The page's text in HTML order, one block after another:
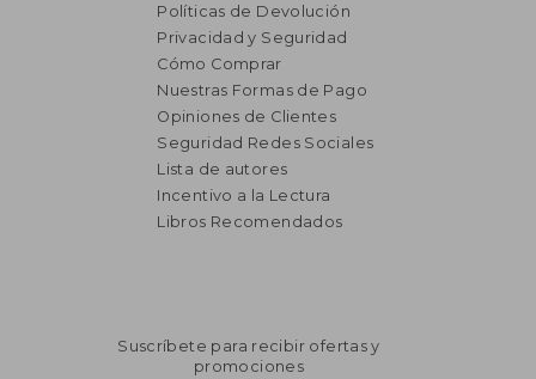
Políticas de Devolución
Privacidad y Seguridad
Cómo Comprar
Nuestras Formas de Pago
Opiniones de Clientes
Seguridad Redes Sociales
Lista de autores
Incentivo a la Lectura
Libros Recomendados
Suscríbete para recibir ofertas y
promociones